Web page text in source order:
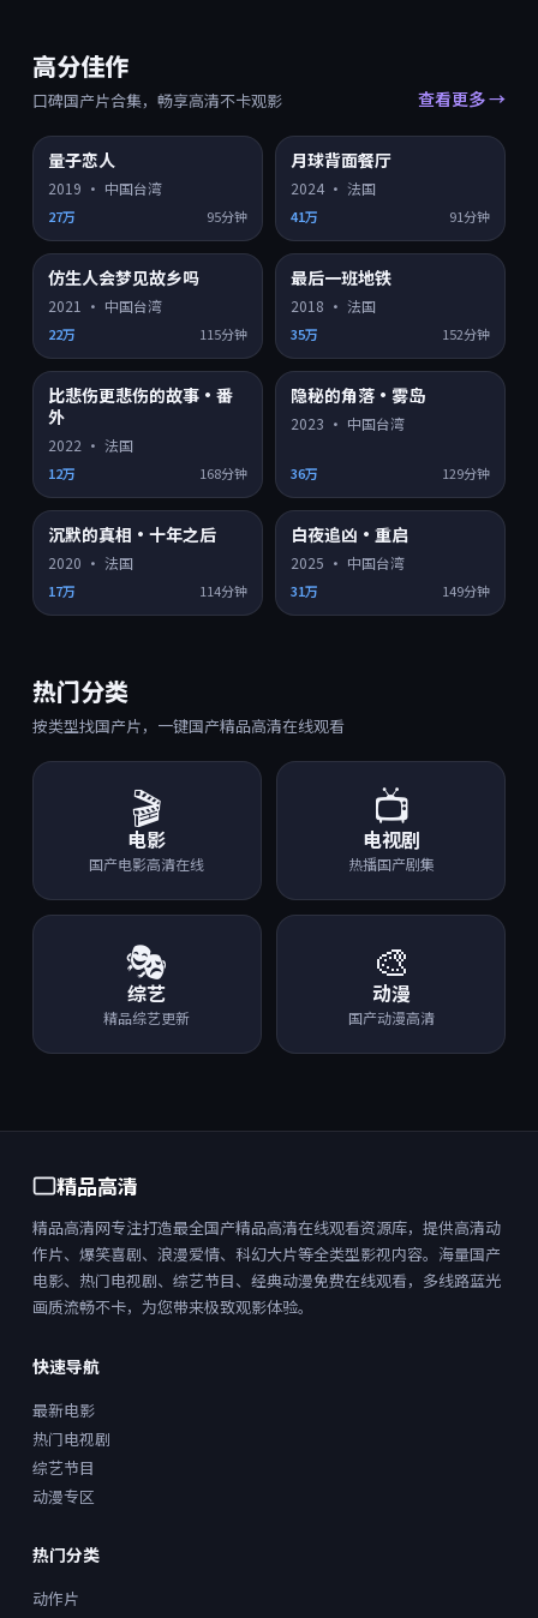
高分佳作
口碑国产片合集，畅享高清不卡观影 查看更多 →
9.4
量子恋人
2019 · 中国台湾
27万 95分钟
月球背面餐厅
2024· 法国
41万 91分钟
9.4
仿生人会梦见故乡吗
2021 · 中国台湾
22万 115分钟
9.4
最后一班地铁
2018 · 法国
35万 152分钟
9.3
HD
比悲伤更悲伤的故事·番
外
2022 · 法国
12万 168分钟
9.2
隐秘的角落·雾岛
2023 · 中国台湾
36万 129分钟
9.2
沉默的真相·十年之后
2020 · 法国
17万 114分钟
9.2
白夜追凶·重启
2025 · 中国台湾
31万 149分钟
热门分类
按类型找国产片，一键国产精品高清在线观看
🎬
电影
国产电影高清在线
📺
电视剧
热播国产剧集
🎭
综艺
精品综艺更新
🎨
动漫
国产动漫高清
精品高清
精品高清网专注打造最全国产精品高清在线观看资源库，提供高清动
作片、爆笑喜剧、浪漫爱情、科幻大片等全类型影视内容。海量国产
电影、热门电视剧、综艺节目、经典动漫免费在线观看，多线路蓝光
画质流畅不卡，为您带来极致观影体验。
快速导航
最新电影
热门电视剧
综艺节目
动漫专区
热门分类
动作片